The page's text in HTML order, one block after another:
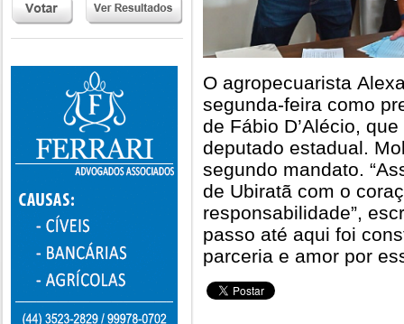
O agropecuarista
segunda-feira como
de Fábio D’Alécio,
deputado estadual.
segundo mandato.
de Ubiratã com o
responsabilidade”,
passo até aqui foi
parceria e amor por